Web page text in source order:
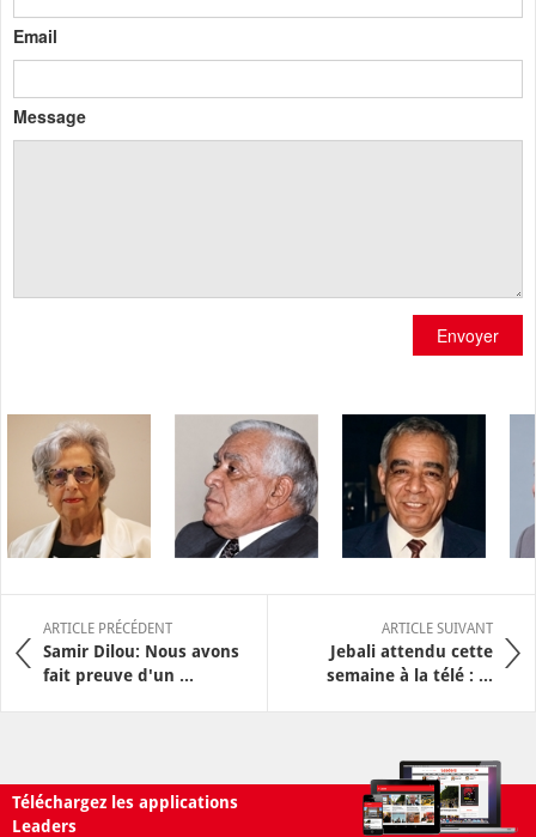
Email
Message
Envoyer
ARTICLE PRÉCÉDENT
Samir Dilou: Nous avons
fait preuve d'un ...
ARTICLE SUIVANT
Jebali attendu cette
semaine à la télé : ...
Téléchargez les applications
Leaders